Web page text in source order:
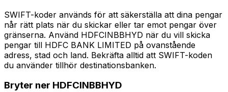
SWIFT-koder används för att säkerställa att dina pengar
når rätt plats när du skickar eller tar emot pengar över
gränserna. Använd HDFCINBBHYD när du vill skicka
pengar till HDFC BANK LIMITED på ovanstående
adress, stad och land. Bekräfta alltid att SWIFT-koden
du använder tillhör destinationsbanken.
Bryter ner HDFCINBBHYD